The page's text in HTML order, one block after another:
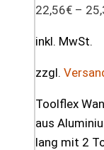
22,56€ –
inkl. MwSt.
zzgl.
Toolflex
aus
lang mit 2